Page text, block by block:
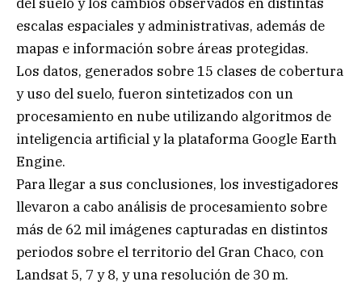
escalas espaciales y administrativas, además de
mapas e información sobre áreas protegidas.
Los datos, generados sobre 15 clases de cobertura
y uso del suelo, fueron sintetizados con un
procesamiento en nube utilizando algoritmos de
inteligencia artificial y la plataforma Google Earth
Engine.
Para llegar a sus conclusiones, los investigadores
llevaron a cabo análisis de procesamiento sobre
más de 62 mil imágenes capturadas en distintos
periodos sobre el territorio del Gran Chaco, con
Landsat 5, 7 y 8, y una resolución de 30 m.